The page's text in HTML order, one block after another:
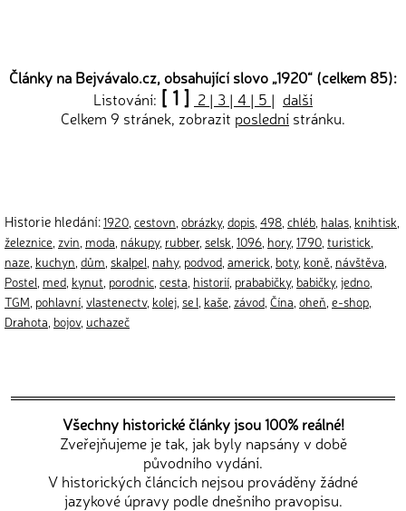
Články na Bejvávalo.cz, obsahující slovo „1920“ (celkem 85):
Listování: [ 1 ] 2 | 3 | 4 | 5 | další
Celkem 9 stránek, zobrazit poslední stránku.
Historie hledání:1920 cestovn obrázky, dopis 498 chléb halas knihtisk
železnice zvin moda nákupy, rubber, selsk 1096 hory, 1790 turistick
naze kuchyn dům skalpel nahy, podvod americk boty, koně návštěva
Postel med kynut porodnic cesta historií prababičky, babičky, jedno
TGM pohlavní vlastenectv, kolej se l kaše závod Čína oheň e-shop
Drahota bojov, uchazeč
Všechny historické články jsou 100% reálné!
Zveřejňujeme je tak, jak byly napsány v době
původního vydání.
V historických článcích nejsou prováděny žádné
jazykové úpravy podle dnešního pravopisu.